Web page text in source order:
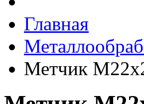
Ивантеевка, подшипники,
Главная
Метчик